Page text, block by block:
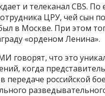
и телеканал CBS. По
ЦРУ, чей сын
в Москве. При этом
«орденом Ленина».
говорят, что это
когда
передаче российской